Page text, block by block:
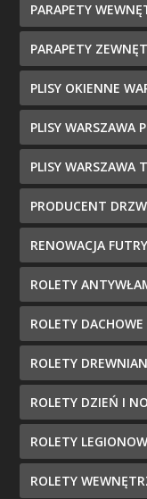
PARAPETY
PARAPETY
PLISY OKIENNE
PLISY WARSZAWA
PLISY WARSZAWA
PRODUCENT
RENOWACJA
ROLETY
ROLETY
ROLETY
ROLETY DZIEŃ I
ROLETY
ROLETY